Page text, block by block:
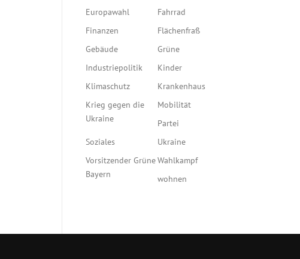
Europawahl
Fahrrad
Finanzen
Flächenfraß
Gebäude
Grüne
Industriepolitik
Kinder
Klimaschutz
Krankenhaus
Krieg gegen die
Ukraine
Mobilität
Partei
Soziales
Ukraine
Vorsitzender Grüne
Bayern
Wahlkampf
wohnen